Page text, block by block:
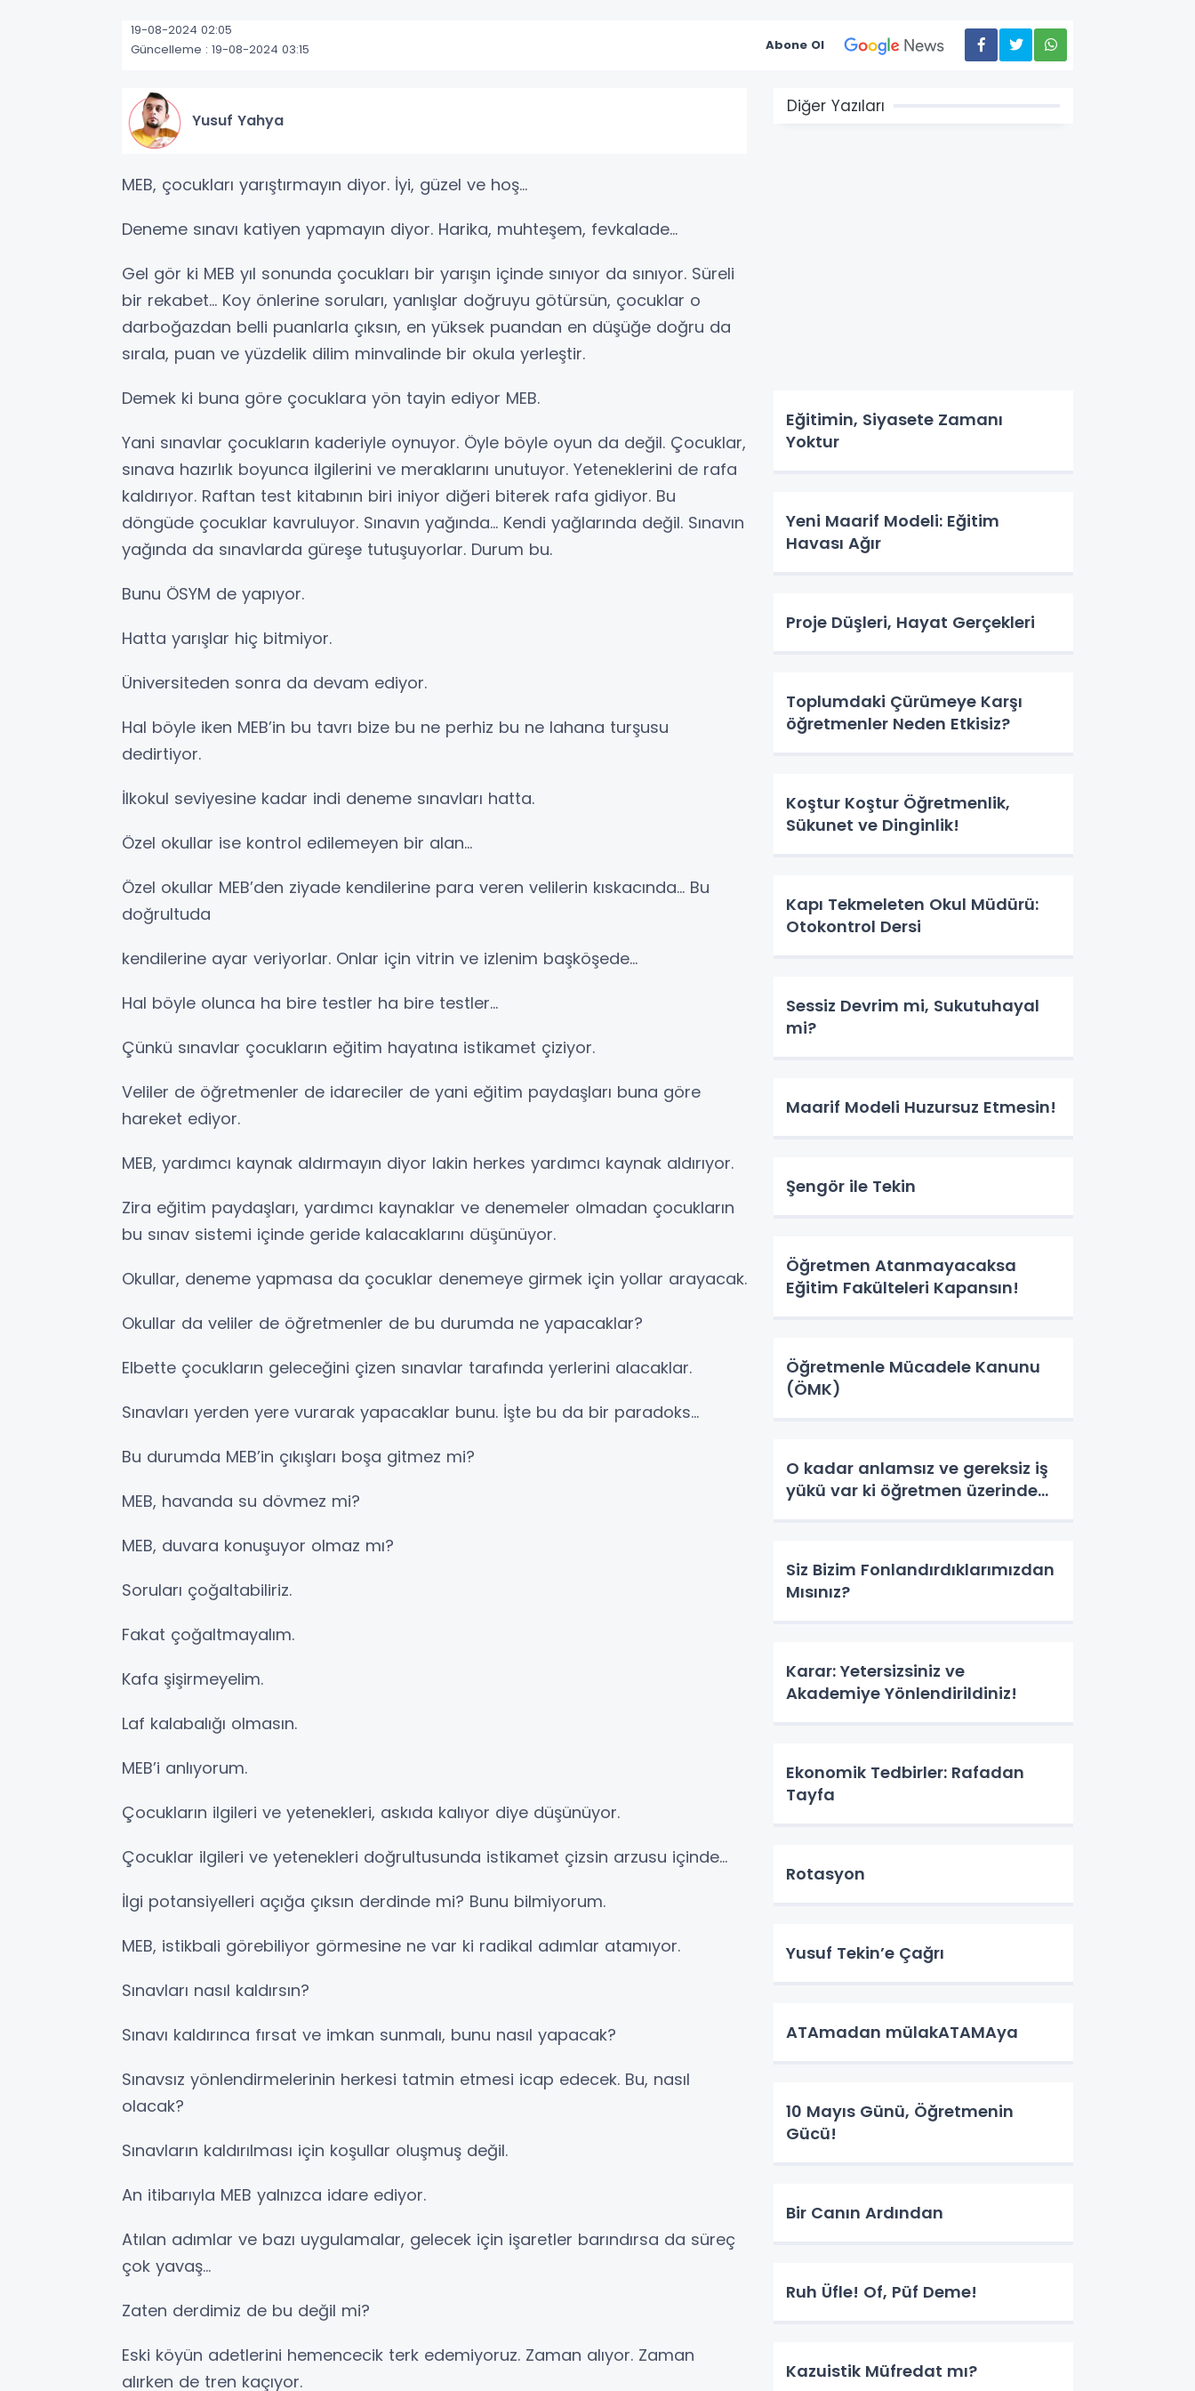
19-08-2024 02:05
Güncelleme : 19-08-2024 03:15
Abone Ol
Yusuf Yahya
MEB, çocukları yarıştırmayın diyor. İyi, güzel ve hoş...
Deneme sınavı katiyen yapmayın diyor. Harika, muhteşem, fevkalade...
Gel gör ki MEB yıl sonunda çocukları bir yarışın içinde sınıyor da sınıyor. Süreli
bir rekabet... Koy önlerine soruları, yanlışlar doğruyu götürsün, çocuklar o
darboğazdan belli puanlarla çıksın, en yüksek puandan en düşüğe doğru da
sırala, puan ve yüzdelik dilim minvalinde bir okula yerleştir.
Demek ki buna göre çocuklara yön tayin ediyor MEB.
Yani sınavlar çocukların kaderiyle oynuyor. Öyle böyle oyun da değil. Çocuklar,
sınava hazırlık boyunca ilgilerini ve meraklarını unutuyor. Yeteneklerini de rafa
kaldırıyor. Raftan test kitabının biri iniyor diğeri biterek rafa gidiyor. Bu
döngüde çocuklar kavruluyor. Sınavın yağında... Kendi yağlarında değil. Sınavın
yağında da sınavlarda güreşe tutuşuyorlar. Durum bu.
Bunu ÖSYM de yapıyor.
Hatta yarışlar hiç bitmiyor.
Üniversiteden sonra da devam ediyor.
Hal böyle iken MEB’in bu tavrı bize bu ne perhiz bu ne lahana turşusu
dedirtiyor.
İlkokul seviyesine kadar indi deneme sınavları hatta.
Özel okullar ise kontrol edilemeyen bir alan...
Özel okullar MEB’den ziyade kendilerine para veren velilerin kıskacında... Bu
doğrultuda
kendilerine ayar veriyorlar. Onlar için vitrin ve izlenim başköşede...
Hal böyle olunca ha bire testler ha bire testler...
Çünkü sınavlar çocukların eğitim hayatına istikamet çiziyor.
Veliler de öğretmenler de idareciler de yani eğitim paydaşları buna göre
hareket ediyor.
MEB, yardımcı kaynak aldırmayın diyor lakin herkes yardımcı kaynak aldırıyor.
Zira eğitim paydaşları, yardımcı kaynaklar ve denemeler olmadan çocukların
bu sınav sistemi içinde geride kalacaklarını düşünüyor.
Okullar, deneme yapmasa da çocuklar denemeye girmek için yollar arayacak.
Okullar da veliler de öğretmenler de bu durumda ne yapacaklar?
Elbette çocukların geleceğini çizen sınavlar tarafında yerlerini alacaklar.
Sınavları yerden yere vurarak yapacaklar bunu. İşte bu da bir paradoks...
Bu durumda MEB’in çıkışları boşa gitmez mi?
MEB, havanda su dövmez mi?
MEB, duvara konuşuyor olmaz mı?
Soruları çoğaltabiliriz.
Fakat çoğaltmayalım.
Kafa şişirmeyelim.
Laf kalabalığı olmasın.
MEB’i anlıyorum.
Çocukların ilgileri ve yetenekleri, askıda kalıyor diye düşünüyor.
Çocuklar ilgileri ve yetenekleri doğrultusunda istikamet çizsin arzusu içinde...
İlgi potansiyelleri açığa çıksın derdinde mi? Bunu bilmiyorum.
MEB, istikbali görebiliyor görmesine ne var ki radikal adımlar atamıyor.
Sınavları nasıl kaldırsın?
Sınavı kaldırınca fırsat ve imkan sunmalı, bunu nasıl yapacak?
Sınavsız yönlendirmelerinin herkesi tatmin etmesi icap edecek. Bu, nasıl
olacak?
Sınavların kaldırılması için koşullar oluşmuş değil.
An itibarıyla MEB yalnızca idare ediyor.
Atılan adımlar ve bazı uygulamalar, gelecek için işaretler barındırsa da süreç
çok yavaş...
Zaten derdimiz de bu değil mi?
Eski köyün adetlerini hemencecik terk edemiyoruz. Zaman alıyor. Zaman
alırken de tren kaçıyor.
Diğer Yazıları
Eğitimin, Siyasete Zamanı
Yoktur
Yeni Maarif Modeli: Eğitim
Havası Ağır
Proje Düşleri, Hayat Gerçekleri
Toplumdaki Çürümeye Karşı
öğretmenler Neden Etkisiz?
Koştur Koştur Öğretmenlik,
Sükunet ve Dinginlik!
Kapı Tekmeleten Okul Müdürü:
Otokontrol Dersi
Sessiz Devrim mi, Sukutuhayal
mi?
Maarif Modeli Huzursuz Etmesin!
Şengör ile Tekin
Öğretmen Atanmayacaksa
Eğitim Fakülteleri Kapansın!
Öğretmenle Mücadele Kanunu
(ÖMK)
O kadar anlamsız ve gereksiz iş
yükü var ki öğretmen üzerinde...
Siz Bizim Fonlandırdıklarımızdan
Mısınız?
Karar: Yetersizsiniz ve
Akademiye Yönlendirildiniz!
Ekonomik Tedbirler: Rafadan
Tayfa
Rotasyon
Yusuf Tekin’e Çağrı
ATAmadan mülakATAMAya
10 Mayıs Günü, Öğretmenin
Gücü!
Bir Canın Ardından
Ruh Üfle! Of, Püf Deme!
Kazuistik Müfredat mı?